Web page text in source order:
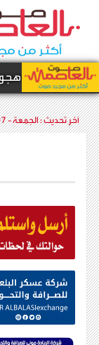
تُحبط هجو.مًا
آخر تحديث :الجمعة - 07 أغسطس 2026 - 10:16 م